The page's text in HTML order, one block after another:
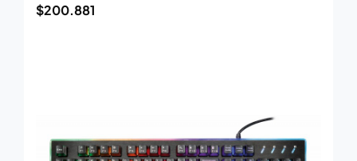
$200.881